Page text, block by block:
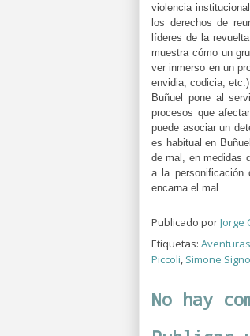
violencia
los derechos de
líderes de la
muestra cómo un
ver inmerso en un
envidia, codicia,
Buñuel pone al
procesos que
puede asociar un
es habitual en
de mal, en medidas
a la personificación
encarna el mal.
Publicado porJorge
Etiquetas: Aventuras
Piccoli, Simone
No hay